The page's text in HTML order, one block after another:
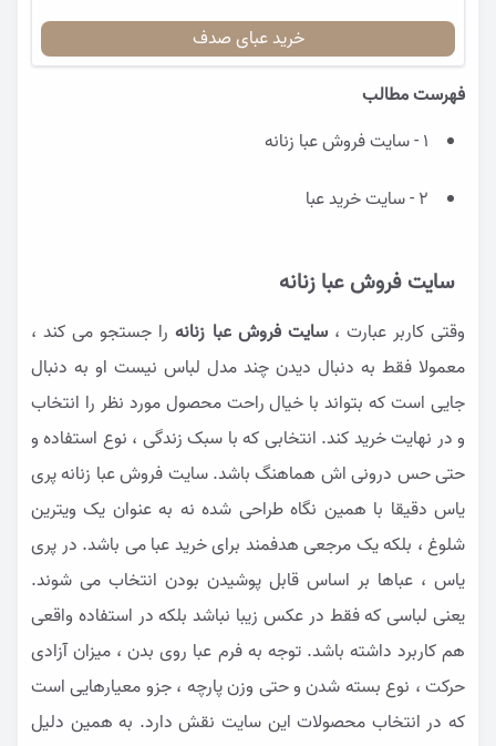
خرید عبای صدف
فهرست مطالب
1 - سایت فروش عبا زنانه
2 - سایت خرید عبا
سایت فروش عبا زنانه
وقتی کاربر عبارت ، سایت فروش عبا زنانه را جستجو می کند ،
معمولا فقط به دنبال دیدن چند مدل لباس نیست او به دنبال
جایی است که بتواند با خیال راحت محصول مورد نظر را انتخاب
و در نهایت خرید کند. انتخابی که با سبک زندگی ، نوع استفاده و
حتی حس درونی اش هماهنگ باشد. سایت فروش عبا زنانه پری
یاس دقیقا با همین نگاه طراحی شده نه به عنوان یک ویترین
شلوغ ، بلکه یک مرجعی هدفمند برای خرید عبا می باشد. در پری
یاس ، عباها بر اساس قابل پوشیدن بودن انتخاب می شوند.
یعنی لباسی که فقط در عکس زیبا نباشد بلکه در استفاده واقعی
هم کاربرد داشته باشد. توجه به فرم عبا روی بدن ، میزان آزادی
حرکت ، نوع بسته شدن و حتی وزن پارچه ، جزو معیارهایی است
که در انتخاب محصولات این سایت نقش دارد. به همین دلیل